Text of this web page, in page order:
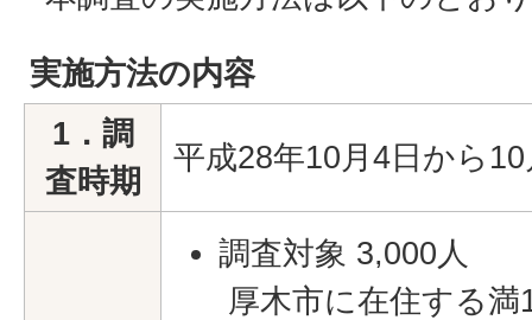
実施方法の内容
1．調
査時期
平成28年10月4日から
調査対象 3,000人
厚木市に在住する